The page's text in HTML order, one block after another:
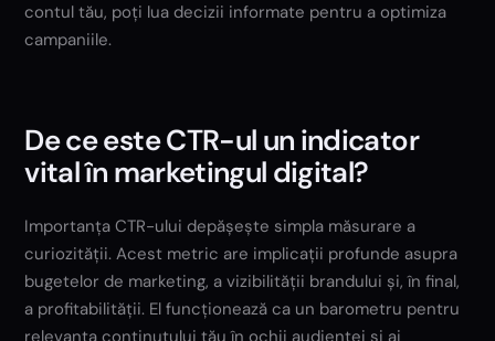
contul tău, poți lua decizii informate pentru a optimiza
campaniile.
De ce este CTR-ul un indicator
vital în marketingul digital?
Importanța CTR-ului depășește simpla măsurare a
curiozității. Acest metric are implicații profunde asupra
bugetelor de marketing, a vizibilității brandului și, în final,
a profitabilității. El funcționează ca un barometru pentru